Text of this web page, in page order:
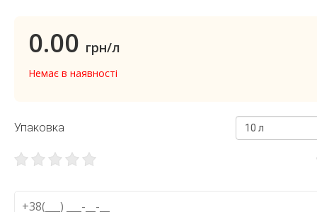
0.00 грн/л
Немає в наявності
Упаковка 10 л